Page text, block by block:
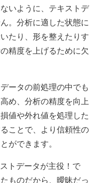
いように、テキストデ
。分析に適した状態に
たり、形を整えたりす
精度を上げるために欠
ータの前処理の中でも
め、分析の精度を向上
値や外れ値を処理した
ことで、より信頼性の
ができます。
トデータが主役！で
ものだから、曖昧だっ